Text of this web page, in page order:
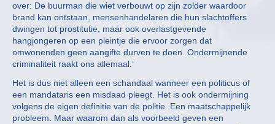
over: De buurman die wiet verbouwt op zijn zolder waardoor
brand kan ontstaan, mensenhandelaren die hun slachtoffers
dwingen tot prostitutie, maar ook overlastgevende
hangjongeren op een pleintje die ervoor zorgen dat
omwonenden geen aangifte durven te doen. Ondermijnende
criminaliteit raakt ons allemaal.’
Het is dus niet alleen een schandaal wanneer een politicus of
een mandataris een misdaad pleegt. Het is ook ondermijning
volgens de eigen definitie van de politie. Een maatschappelijk
probleem. Maar waarom dan als voorbeeld geven een